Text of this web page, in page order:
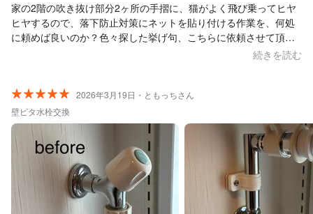
家の2階の吹き抜け部分2ヶ所の手摺に、猫がよく飛び乗ってヒヤ
ヒヤするので、落下防止対策にネットを貼り付ける作業を、何処
に頼めば良いのか？色々探した挙げ句、こちらに依頼させて頂き
満足です。これで猫が乗っても安心です！打ち合わせ、作業に来
られた店長の大友さんのお人柄も良くて、お話ししやすいし、と
ても丁寧な方です。最後に現場の掃除も綺麗にして頂いていまし
た。 又何か家の事で困り事があったら大友さんにお願いしたいと
思います。この度はどうもありがとうございました。
続きを読む
2026年3月19日・ともっちさん
壁ピタ水栓交換